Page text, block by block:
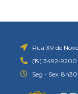
Rua XV de
(19) 3492-9200
Seg - Sex: